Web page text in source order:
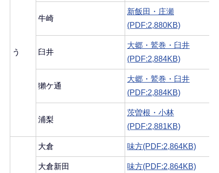
う
牛崎
新飯田・庄瀬
(PDF:2,880KB)
臼井
大郷・鷲巻・臼井
(PDF:2,884KB)
獺ケ通
大郷・鷲巻・臼井
(PDF:2,884KB)
浦梨
茨曽根・小林
(PDF:2,881KB)
大倉 味方(PDF:2,864KB)
大倉新田 味方(PDF:2,864KB)